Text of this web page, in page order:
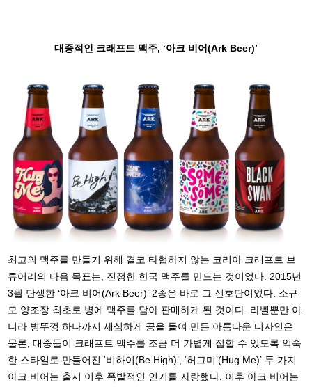
대중적인 크래프트 맥주, ‘아크 비어(Ark Beer)’
최고의 맥주를 만들기 위해 결코 타협하지 않는 코리아 크래프트 브
류어리의 다음 목표는, 진정한 한국 맥주를 만드는 것이었다. 2015년
3월 탄생한 ‘아크 비어(Ark Beer)’ 2종은 바로 그 신호탄이었다. 소규
모 양조장 최초로 병에 맥주를 담아 판매하게 된 것이다. 라벨뿐만 아
니라 병뚜껑 하나까지 세심하게 공을 들여 만든 아름다운 디자인은
물론, 대중들이 크래프트 맥주를 조금 더 가볍게 접할 수 있도록 익숙
한 스타일로 만들어진 ‘비하이(Be High)’, ‘허그미’(Hug Me)’ 두 가지
아크 비어는 출시 이후 폭발적인 인기를 자랑했다. 이후 아크 비어는